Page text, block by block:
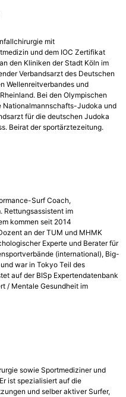
mit
und dem IOC Zertifikat
den Kliniken der Stadt Köln im
Verbandsarzt des Deutschen
Wellenreitverbandes und
Bei den Olympischen
Nationalmannschafts-Judoka und
für die deutschen Judoka
Beirat der sportärztezeitung.
Surf Coach,
Rettungsassistent im
kommen seit 2014
an der TUM und MHMK
Experte und Berater für
(international), Big-
war in Tokyo Teil des
auf der BISp Expertendatenbank
/ Mentale Gesundheit im
sowie Sportmediziner und
ist spezialisiert auf die
und selber aktiver Surfer,